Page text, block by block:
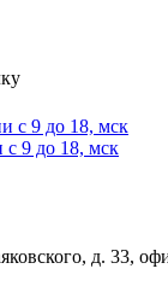
с 9 до 18, мск
с 9 до 18, мск
д. 33,